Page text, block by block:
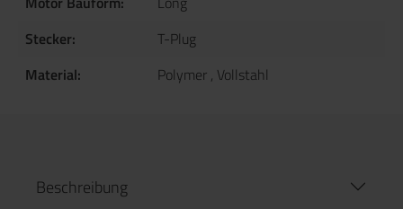
Stecker:
T-Plug
Material:
Polymer , Vollstahl
Beschreibung